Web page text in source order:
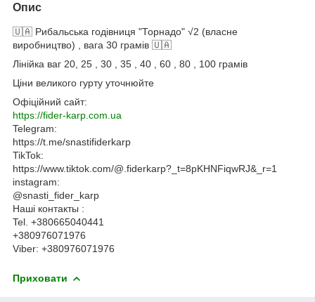
Опис
🇺🇦 Рибальська годівниця "Торнадо" √2 (власне
виробництво) , вага 30 грамів 🇺🇦
Лінійка ваг 20, 25 , 30 , 35 , 40 , 60 , 80 , 100 грамів
Ціни великого гурту уточнюйте
Офіційний сайт:
https://fider-karp.com.ua
Telegram:
https://t.me/snastifiderkarp
TikTok:
https://www.tiktok.com/@.fiderkarp?_t=8pKHNFiqwRJ&_r=1
instagram:
@snasti_fider_karp
Наші контакты :
Tel. +380665040441
+380976071976
Viber: +380976071976
Приховати